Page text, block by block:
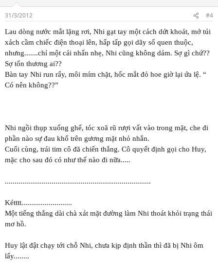
s
31/3/2012 #4
Lau dòng nước mắt lặng rơi, Nhi gạt tay một cách dứt khoát, mở túi
xách cầm chiếc điện thoại lên, hấp tấp gọi dãy số quen thuộc,
nhưng.......chỉ một cái nhấn nhẹ, Nhi cũng không dám. Sợ gì chứ??
Sợ tổn thương ai??
Bàn tay Nhi run rẩy, môi mím chặt, hốc mắt đỏ hoe giờ lại ứa lệ. “
Có nên không??”
Nhi ngồi thụp xuống ghế, tóc xoã rũ rượi vất vào trong mặt, che đi
phần nào sự đau khổ trên gương mặt nhỏ nhắn.
Cuối cùng, trái tim cô đã chiến thắng. Cô quyết định gọi cho Huy,
mặc cho sau đó có như thế nào đi nữa.....
...........................................................................
Kétttt..........................
Một tiếng thắng dài chà xát mặt đường làm Nhi thoát khỏi trạng thái
mơ hồ.
Huy lật đật chạy tới chỗ Nhi, chưa kịp định thần thì đã bị Nhi ôm
lấy........